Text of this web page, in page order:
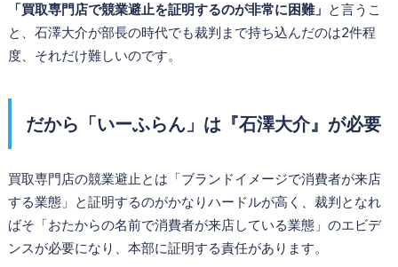
「買取専門店で競業避止を証明するのが非常に困難」 と言うこ
と、石澤大介が部長の時代でも裁判まで持ち込んだのは2件程
度、それだけ難しいのです。
だから「いーふらん」は『石澤大介』が必要
買取専門店の競業避止とは「ブランドイメージで消費者が来店
する業態」と証明するのがかなりハードルが高く、裁判となれ
ばそ「おたからの名前で消費者が来店している業態」のエビデ
ンスが必要になり、本部に証明する責任があります。